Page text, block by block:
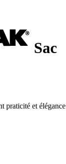
Sac
praticité et élégance